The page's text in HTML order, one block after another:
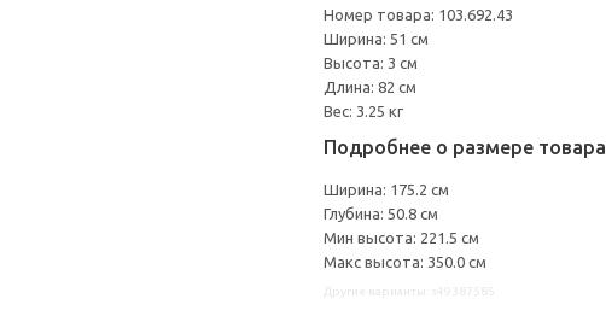
Номер товара: 103.692.43
Ширина: 51 см
Высота: 3 см
Длина: 82 см
Вес: 3.25 кг
Подробнее о размере товара
Ширина: 175.2 см
Глубина: 50.8 см
Мин высота: 221.5 см
Макс высота: 350.0 см